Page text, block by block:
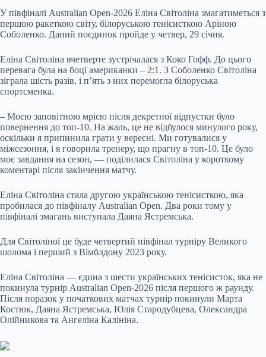
У півфіналі Australian Open-2026 Еліна Світоліна змагатиметься з
першою ракеткою світу, білоруською тенісисткою Аріною
Соболенко. Даний поєдинок пройде у четвер, 29 січня.
Еліна Світоліна вчетверте зустрічалася з Коко Гофф. До цього
перевага була на боці американки – 2:1. З Соболенко Світоліна
зіграла шість разів, і п’ять з них перемогла білоруська
спортсменка.
– Моєю заповітною мрією після декретної відпустки було
повернення до топ-10. На жаль, це не відбулося минулого року,
оскільки я припинила грати у вересні. Ми готувалися у
міжсезоння, і я говорила тренеру, що прагну в топ-10. Це було
моє завдання на сезон, — поділилася Світоліна у короткому
коментарі після закінчення матчу.
Еліна Світоліна стала другою українською тенісисткою, яка
пробилася до півфіналу Australian Open. Два роки тому у
півфіналі змагань виступала Даяна Ястремська.
Для Світоліної це буде четвертий півфінал турніру Великого
шолома і перший з Вімблдону 2023 року.
Еліна Світоліна — єдина з шести українських тенісисток, яка не
покинула турнір Australian Open-2026 після першого ж раунду.
Після поразок у початкових матчах турнір покинули Марта
Костюк, Даяна Ястремська, Юлія Стародубцева, Олександра
Олійникова та Ангеліна Калініна.